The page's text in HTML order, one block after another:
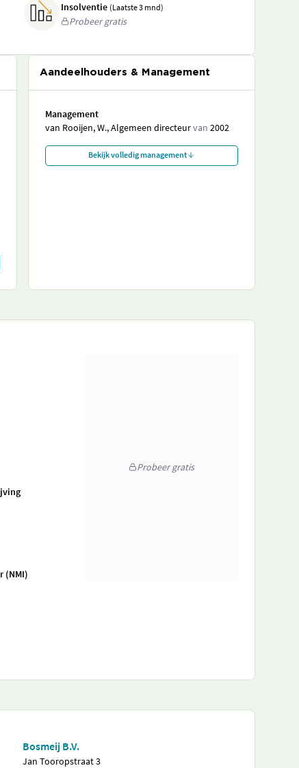
Insolventie (Laatste 3 mnd)
Probeer gratis
Aandeelhouders & Management
Management
van Rooijen, W., Algemeen directeurvan 2002
Bekijk volledig management
(NMI)
Probeer gratis
Bosmeij B.V.
Jan Tooropstraat 3